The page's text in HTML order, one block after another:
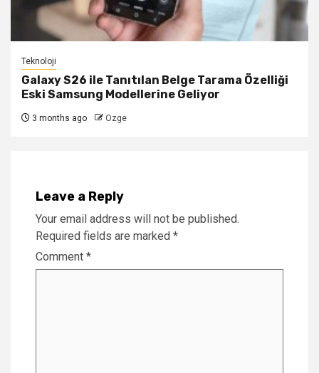
Teknoloji
Galaxy S26 ile Tanıtılan Belge Tarama Özelliği
Eski Samsung Modellerine Geliyor
3 months ago Ozge
Leave a Reply
Your email address will not be published.
Required fields are marked *
Comment *